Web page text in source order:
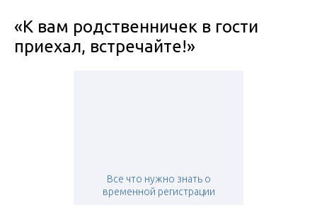
«К вам родственничек в гости
приехал, встречайте!»
Все что нужно знать о
временной регистрации